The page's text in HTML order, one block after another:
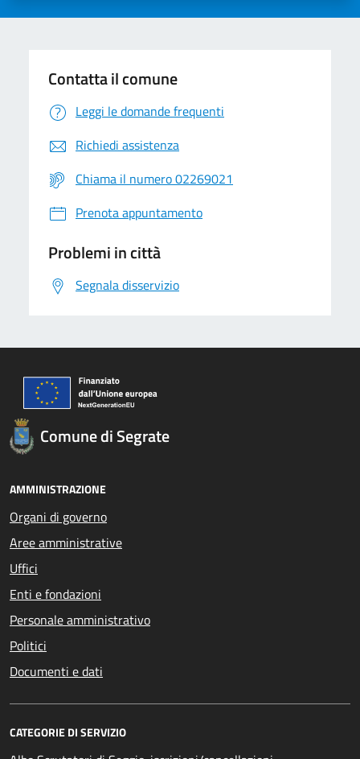
Contatta il comune
Leggi le domande frequenti
Richiedi assistenza
Chiama il numero 02269021
Prenota appuntamento
Problemi in città
Segnala disservizio
Comune di Segrate
AMMINISTRAZIONE
Organi di governo
Aree amministrative
Uffici
Enti e fondazioni
Personale amministrativo
Politici
Documenti e dati
CATEGORIE DI SERVIZIO